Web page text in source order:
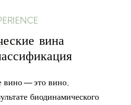
вина
вино — это вино,
биодинамического